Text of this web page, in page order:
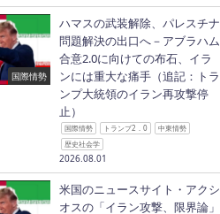
国際情勢
ハマスの武装解除、パレスチナ
問題解決の出口へ－アブラハム
合意2.0に向けての布石、イラ
ンには重大な痛手（追記：トラ
ンプ大統領のイラン再攻撃停
止）
国際情勢 トランプ2．0
中東情勢
歴史社会学
2026.08.01
米国のニュースサイト・アクシ
オスの「イラン攻撃、限界論」